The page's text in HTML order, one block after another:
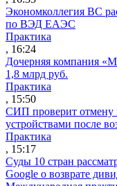
Экономколлегия ВС
по ВЭД ЕАЭС
Практика
, 16:24
Дочерняя компания
1,8 млрд руб.
Практика
, 15:50
СИП проверит отмену
устройствами после
Практика
, 15:17
Суды 10 стран
Google о возврате